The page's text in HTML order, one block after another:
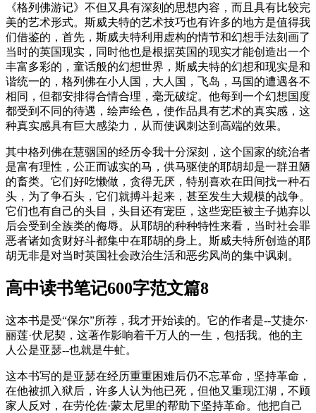
《格列佛游记》不但又具有深刻的思想内容，而且具有比较完
美的艺术形式。斯威夫特的艺术技巧也有许多的地方是值得我
们借鉴的，首先，斯威夫特利用虚构的情节和幻想手法刻画了
当时的英国现实，同时他也是根据英国的现实才能创造出一个
丰富多彩的，童话般的幻想世界，斯威夫特的幻想和现实是和
谐统一的，格列佛在小人国，大人国，飞岛，马国的遭遇各不
相同，但都安排得合情合理，毫无破绽。他每到一个幻想国度
都受到不同的待遇，绘声绘色，使作品具有艺术的真实感，这
种真实感具有巨大感染力，从而使讽刺达到高端的效果。
其中格列佛在慧骃国的经历令我十分深刻，这个国家的统治者
是富有理性，公正而诚实的马，供马驱使的耶胡却是一群丑陋
的畜类。它们好吃懒做，贪得无厌，特别喜欢在田间找一种石
头，为了争石头，它们就搏斗起来，甚至发生大规模的战争。
它们也有自己的头目，头目还有宠臣，这些宠臣被主子抛弃以
后会受到全族类的侮辱。从耶胡的种种特性来看，当时社会罪
恶者诸如贪财好斗都集中在耶胡的身上。斯威夫特所创造的耶
胡无非是对当时英国社会政治生活和恶劣风尚的集中讽刺。
高中读书笔记600字范文篇8
这本书是受“保尔”所荐，我才开始读的。它的作者是--艾捷尔·
丽莲·伏尼契，这著作影响着千万人的一生，包括我。他的主
人公是亚瑟--也就是牛虻。
这本书写的是亚瑟在经历重重困难后仍不忘革命，坚持革命，
在他被抓入狱后，许多人认为他已死，但他又重现江湖，不顾
家人反对，在劳伦佐·蒙太尼里的帮助下坚持革命。他把自己